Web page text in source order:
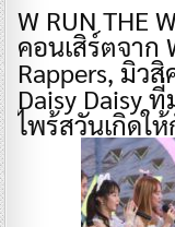
W RUN THE
คอนเสิร์ตจาก
Rappers, มิว
Daisy Daisy
ไพร้สวันเกิดใ